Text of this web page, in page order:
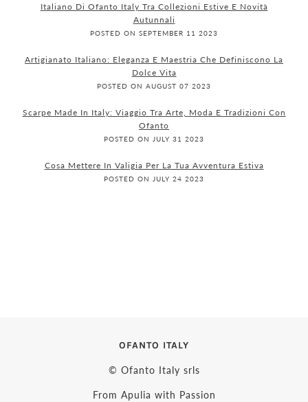
Italiano Di Ofanto Italy Tra Collezioni Estive E Novità
Autunnali
POSTED ON SEPTEMBER 11 2023
Artigianato Italiano: Eleganza E Maestria Che Definiscono La
Dolce Vita
POSTED ON AUGUST 07 2023
Scarpe Made In Italy: Viaggio Tra Arte, Moda E Tradizioni Con
Ofanto
POSTED ON JULY 31 2023
Cosa Mettere In Valigia Per La Tua Avventura Estiva
POSTED ON JULY 24 2023
OFANTO ITALY
© Ofanto Italy srls
From Apulia with Passion